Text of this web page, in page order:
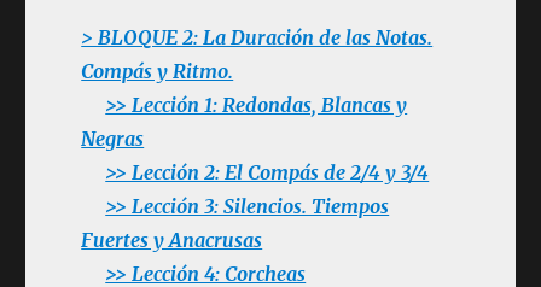
> BLOQUE 2: La Duración de las Notas.
Compás y Ritmo.
>> Lección 1: Redondas, Blancas y
Negras
>> Lección 2: El Compás de 2/4 y 3/4
>> Lección 3: Silencios. Tiempos
Fuertes y Anacrusas
>> Lección 4: Corcheas